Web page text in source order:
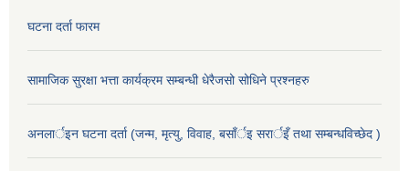
घटना दर्ता फारम
सामाजिक सुरक्षा भत्ता कार्यक्रम सम्बन्धी धेरैजसो सोधिने प्रश्नहरु
अनलार्इन घटना दर्ता (जन्म, मृत्यु, विवाह, बसाँर्इ सरार्इँ तथा सम्बन्धविच्छेद )